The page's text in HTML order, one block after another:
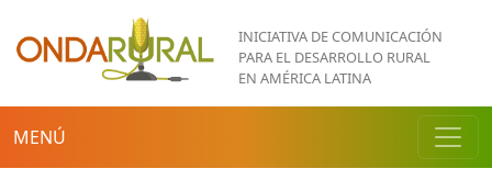
Pasar al contenido principal
INICIATIVA DE COMUNICACIÓN
PARA EL DESARROLLO RURAL
EN AMÉRICA LATINA
MENÚ